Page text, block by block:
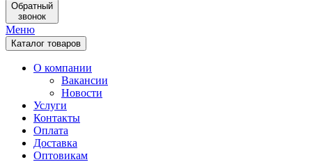
Обратный
звонок
Меню
Каталог товаров
О компании
Вакансии
Новости
Услуги
Контакты
Оплата
Доставка
Оптовикам